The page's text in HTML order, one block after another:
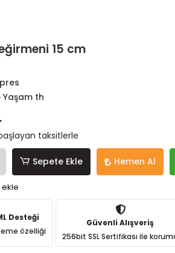
15 cm
Yaşam th
taksitlerle
Sepete Ekle Hemen Al
Desteği
özelliği
Güvenli Alışveriş
256bit SSL Sertifikası ile